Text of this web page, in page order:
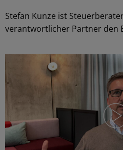
Stefan Kunze ist
verantwortlicher Partner den